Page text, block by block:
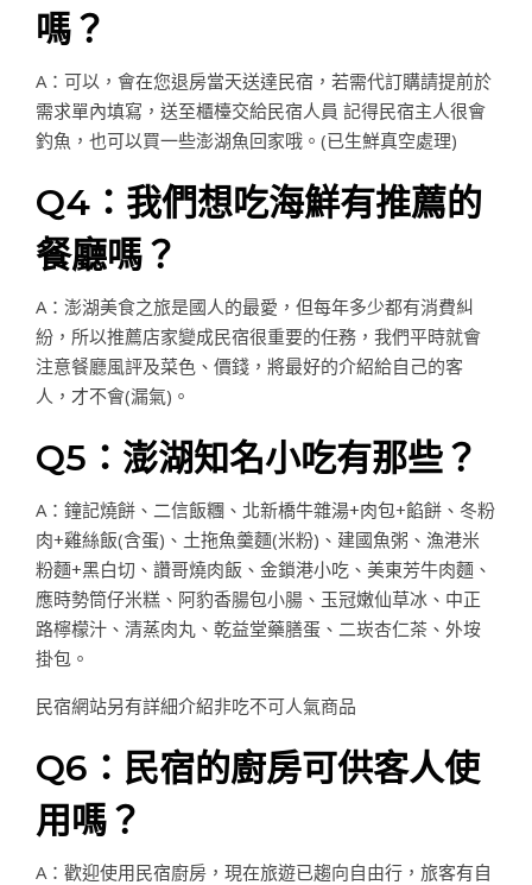
嗎？
A：可以，會在您退房當天送達民宿，若需代訂購請提前於
需求單內填寫，送至櫃檯交給民宿人員 記得民宿主人很會
釣魚，也可以買一些澎湖魚回家哦。(已生鮮真空處理)
Q4：我們想吃海鮮有推薦的
餐廳嗎？
A：澎湖美食之旅是國人的最愛，但每年多少都有消費糾
紛，所以推薦店家變成民宿很重要的任務，我們平時就會
注意餐廳風評及菜色、價錢，將最好的介紹給自己的客
人，才不會(漏氣)。
Q5：澎湖知名小吃有那些？
A：鐘記燒餅、二信飯糰、北新橋牛雜湯+肉包+餡餅、冬粉
肉+雞絲飯(含蛋)、土拖魚羹麵(米粉)、建國魚粥、漁港米
粉麵+黑白切、讚哥燒肉飯、金鎖港小吃、美東芳牛肉麵、
應時勢筒仔米糕、阿豹香腸包小腸、玉冠嫩仙草冰、中正
路檸檬汁、清蒸肉丸、乾益堂藥膳蛋、二崁杏仁茶、外垵
掛包。
民宿網站另有詳細介紹非吃不可人氣商品
Q6：民宿的廚房可供客人使
用嗎？
A：歡迎使用民宿廚房，現在旅遊已趨向自由行，旅客有自